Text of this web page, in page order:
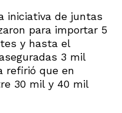
iniciativa de juntas
para importar 5
y hasta el
3 mil
refirió que en
30 mil y 40 mil